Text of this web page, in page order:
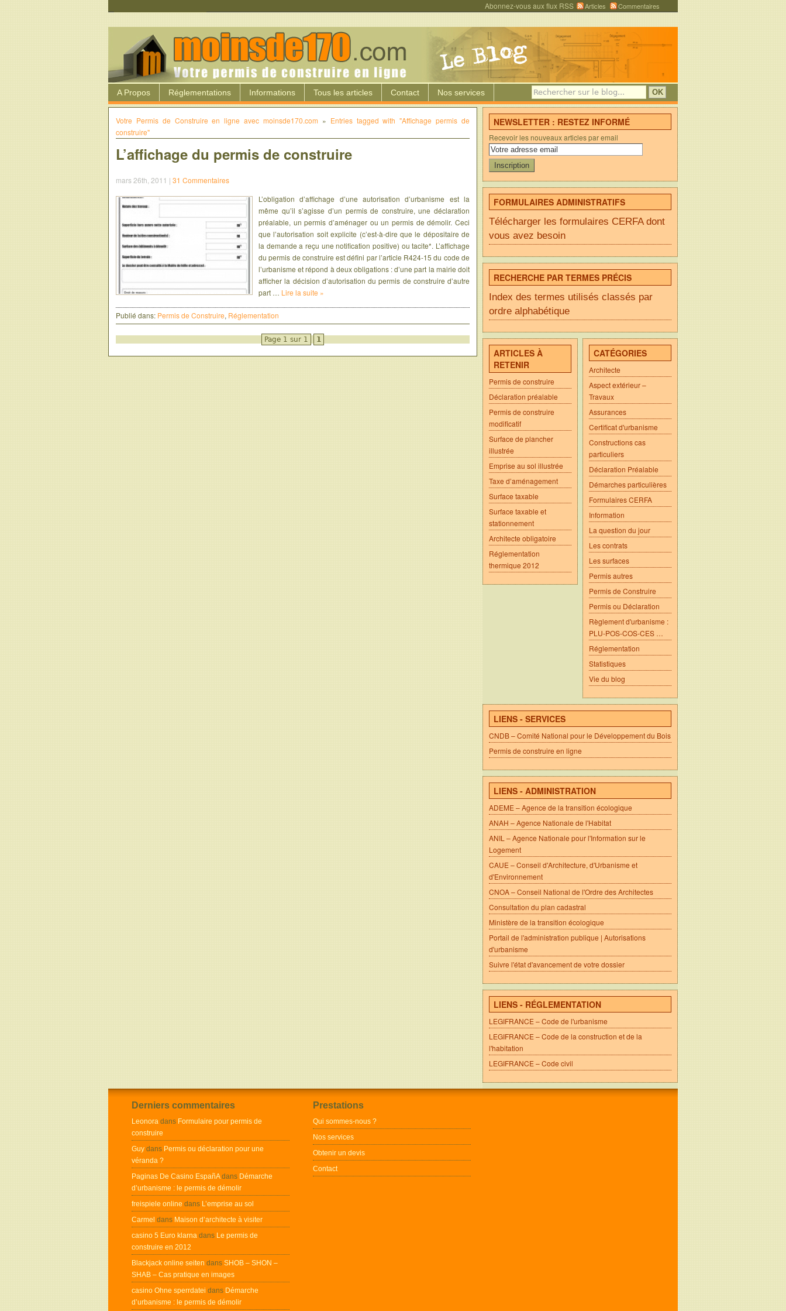
Abonnez-vous aux flux RSS Articles Commentaires
A Propos Réglementations Informations Tous les articles Contact Nos services
Votre Permis de Construire en ligne avec moinsde170.com » Entries tagged with "Affichage permis de
construire"
L’affichage du permis de construire
mars 26th, 2011 | 31 Commentaires
L’obligation d’affichage d’une autorisation d’urbanisme est la
même qu’il s’agisse d’un permis de construire, une déclaration
préalable, un permis d’aménager ou un permis de démolir. Ceci
que l’autorisation soit explicite (c’est-à-dire que le dépositaire de
la demande a reçu une notification positive) ou tacite*. L’affichage
du permis de construire est défini par l’article R424-15 du code de
l’urbanisme et répond à deux obligations : d’une part la mairie doit
afficher la décision d’autorisation du permis de construire d’autre
part … Lire la suite »
Publié dans: Permis de Construire, Réglementation
Page 1 sur 1 1
NEWSLETTER : RESTEZ INFORMÉ
Recevoir les nouveaux articles par email
FORMULAIRES ADMINISTRATIFS
Télécharger les formulaires CERFA dont
vous avez besoin
RECHERCHE PAR TERMES PRÉCIS
Index des termes utilisés classés par
ordre alphabétique
ARTICLES À
RETENIR
Permis de construire
Déclaration préalable
Permis de construire
modificatif
Surface de plancher
illustrée
Emprise au sol illustrée
Taxe d’aménagement
Surface taxable
Surface taxable et
stationnement
Architecte obligatoire
Réglementation
thermique 2012
CATÉGORIES
Architecte
Aspect extérieur –
Travaux
Assurances
Certificat d'urbanisme
Constructions cas
particuliers
Déclaration Préalable
Démarches particulières
Formulaires CERFA
Information
La question du jour
Les contrats
Les surfaces
Permis autres
Permis de Construire
Permis ou Déclaration
Règlement d'urbanisme :
PLU-POS-COS-CES …
Réglementation
Statistiques
Vie du blog
LIENS - SERVICES
CNDB – Comité National pour le Développement du Bois
Permis de construire en ligne
LIENS - ADMINISTRATION
ADEME – Agence de la transition écologique
ANAH – Agence Nationale de l'Habitat
ANIL – Agence Nationale pour l'Information sur le
Logement
CAUE – Conseil d'Architecture, d'Urbanisme et
d'Environnement
CNOA – Conseil National de l'Ordre des Architectes
Consultation du plan cadastral
Ministère de la transition écologique
Portail de l'administration publique | Autorisations
d'urbanisme
Suivre l'état d'avancement de votre dossier
LIENS - RÉGLEMENTATION
LEGIFRANCE – Code de l'urbanisme
LEGIFRANCE – Code de la construction et de la
l'habitation
LEGIFRANCE – Code civil
Derniers commentaires
Leonora dans Formulaire pour permis de
construire
Guy dans Permis ou déclaration pour une
véranda ?
Paginas De Casino EspañAdans Démarche
d’urbanisme : le permis de démolir
freispiele online dans L’emprise au sol
Carmel dans Maison d’architecte à visiter
casino 5 Euro klarna dans Le permis de
construire en 2012
Blackjack online seiten dans SHOB – SHON –
SHAB – Cas pratique en images
casino Ohne sperrdatei dans Démarche
d’urbanisme : le permis de démolir
Prestations
Qui sommes-nous ?
Nos services
Obtenir un devis
Contact